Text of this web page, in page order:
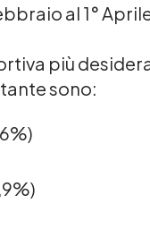
al 1°
più
sono: